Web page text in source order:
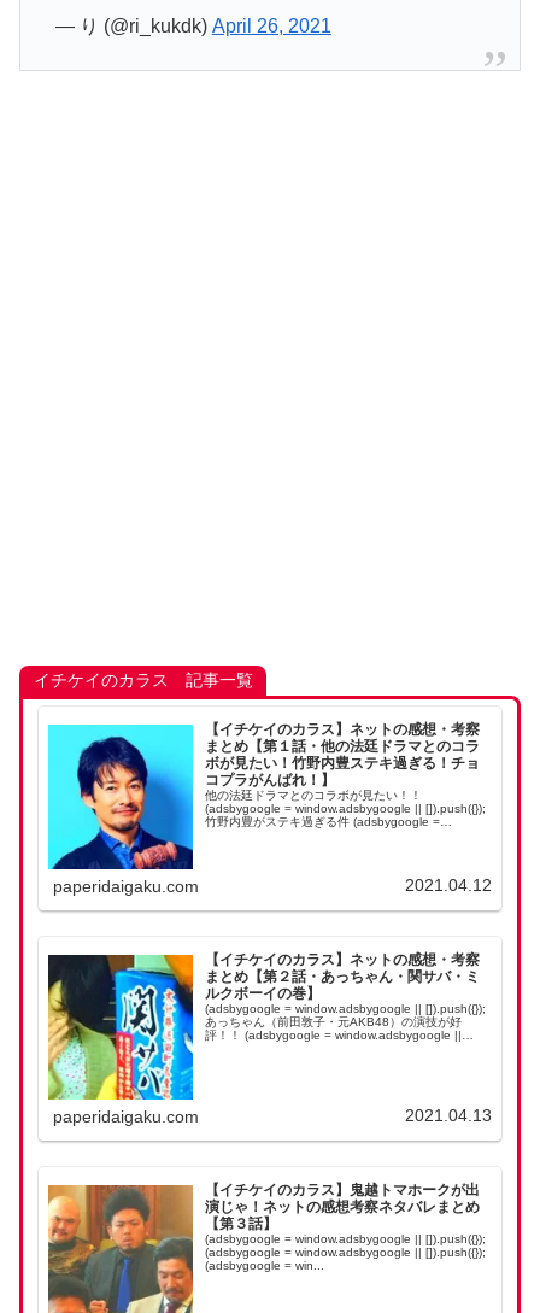
— り (@ri_kukdk) April 26, 2021
イチケイのカラス 記事一覧
【イチケイのカラス】ネットの感想・考察
まとめ【第１話・他の法廷ドラマとのコラ
ボが見たい！竹野内豊ステキ過ぎる！チョ
コプラがんばれ！】
他の法廷ドラマとのコラボが見たい！！
(adsbygoogle = window.adsbygoogle || []).push({});
竹野内豊がステキ過ぎる件 (adsbygoogle =
paperidaigaku.com 2021.04.12
【イチケイのカラス】ネットの感想・考察
まとめ【第２話・あっちゃん・関サバ・ミ
ルクボーイの巻】
(adsbygoogle = window.adsbygoogle || []).push({});
あっちゃん（前田敦子・元AKB48）の演技が好
評！！ (adsbygoogle = window.adsbygoogle ||
paperidaigaku.com 2021.04.13
【イチケイのカラス】鬼越トマホークが出
演じゃ！ネットの感想考察ネタバレまとめ
【第３話】
(adsbygoogle = window.adsbygoogle || []).push({});
(adsbygoogle = window.adsbygoogle || []).push({});
(adsbygoogle = win...